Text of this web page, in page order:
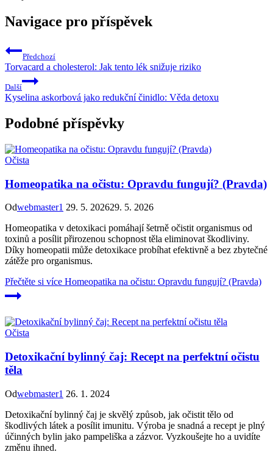
Navigace pro příspěvek
Předchozí
Torvacard a cholesterol: Jak tento lék snižuje riziko
Další
Kyselina askorbová jako redukční činidlo: Věda detoxu
Podobné příspěvky
Očista
Homeopatika na očistu: Opravdu fungují? (Pravda)
Odwebmaster1 29. 5. 202629. 5. 2026
Homeopatika v detoxikaci pomáhají šetrně očistit organismus od
toxinů a posílit přirozenou schopnost těla eliminovat škodliviny.
Díky homeopatii může detoxikace probíhat efektivně a bez zbytečné
zátěže pro organismus.
Přečtěte si více Homeopatika na očistu: Opravdu fungují? (Pravda)
Očista
Detoxikační bylinný čaj: Recept na perfektní očistu
těla
Odwebmaster1 26. 1. 2024
Detoxikační bylinný čaj je skvělý způsob, jak očistit tělo od
škodlivých látek a posílit imunitu. Výroba je snadná a recept je plný
účinných bylin jako pampeliška a zázvor. Vyzkoušejte ho a uvidíte
změnu ihned.